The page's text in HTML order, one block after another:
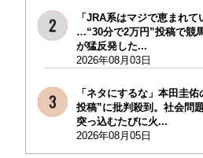
「JRA系はマジで恵まれて
…“30分で2万円”投稿で競
が猛反発した...
2026年08月03日
「ネタにするな」本田圭佑
投稿”に批判殺到。社会問
突っ込むたびに火...
2026年08月05日